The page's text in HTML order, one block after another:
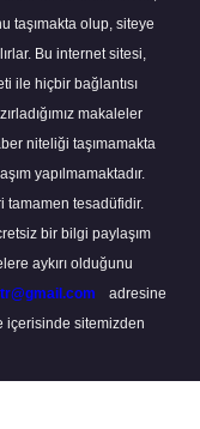
taşımakta olup, siteye
Bu internet sitesi,
ile hiçbir bağlantısı
makaleler
niteliği taşımamakta
yapılmamaktadır.
tamamen tesadüfidir.
bir bilgi paylaşım
aykırı olduğunu
adresine
içerisinde sitemizden